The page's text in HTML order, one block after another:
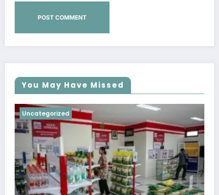
You May Have Missed
Uncategorized